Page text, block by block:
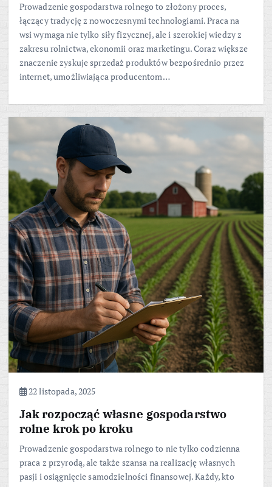
Prowadzenie gospodarstwa rolnego to złożony proces,
łączący tradycję z nowoczesnymi technologiami. Praca na
wsi wymaga nie tylko siły fizycznej, ale i szerokiej wiedzy z
zakresu rolnictwa, ekonomii oraz marketingu. Coraz większe
znaczenie zyskuje sprzedaż produktów bezpośrednio przez
internet, umożliwiająca producentom…
22 listopada, 2025
Jak rozpocząć własne gospodarstwo
rolne krok po kroku
Prowadzenie gospodarstwa rolnego to nie tylko codzienna
praca z przyrodą, ale także szansa na realizację własnych
pasji i osiągnięcie samodzielności finansowej. Każdy, kto